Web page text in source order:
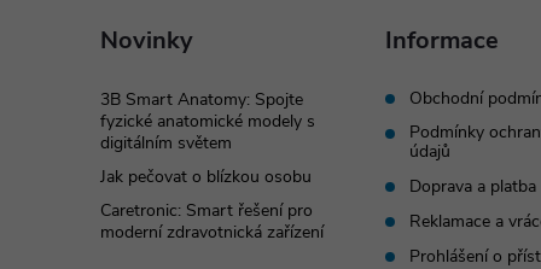
Novinky
3B Smart Anatomy: Spojte
fyzické anatomické modely s
digitálním světem
Jak pečovat o blízkou osobu
Caretronic: Smart řešení pro
moderní zdravotnická zařízení
Informace
Obchodní
Podmínky
údajů
Doprava a platba
Reklamace a
Prohlášení o